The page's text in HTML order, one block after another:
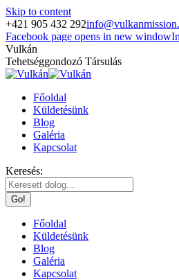
Skip to content
+421 905 432 292
Facebook page opens in new window
Vulkán
Tehetséggondozó Társulás
Főoldal
Küldetésünk
Blog
Galéria
Kapcsolat
Keresés:
Főoldal
Küldetésünk
Blog
Galéria
Kapcsolat